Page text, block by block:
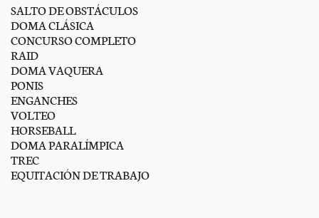
SALTO DE OBSTÁCULOS
DOMA CLÁSICA
CONCURSO COMPLETO
RAID
DOMA VAQUERA
PONIS
ENGANCHES
VOLTEO
HORSEBALL
DOMA PARALÍMPICA
TREC
EQUITACIÓN DE TRABAJO